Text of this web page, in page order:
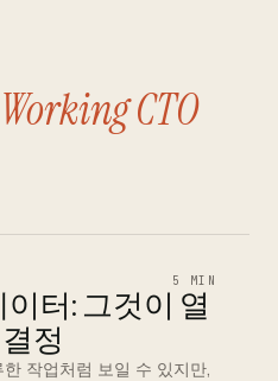
CTO
5 MIN
터: 그것이 열
정
작업처럼 보일 수 있지만,